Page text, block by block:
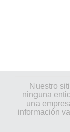
Nuestro
ninguna
una
información